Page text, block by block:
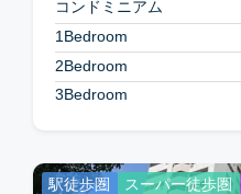
コンドミニアム
1Bedroom
2Bedroom
3Bedroom
駅徒歩圏 スーパー徒歩圏